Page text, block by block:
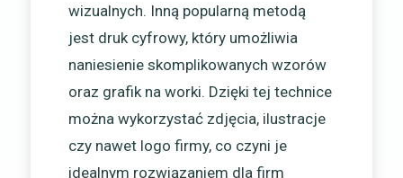
wizualnych. Inną popularną metodą
jest druk cyfrowy, który umożliwia
naniesienie skomplikowanych wzorów
oraz grafik na worki. Dzięki tej technice
można wykorzystać zdjęcia, ilustracje
czy nawet logo firmy, co czyni je
idealnym rozwiązaniem dla firm